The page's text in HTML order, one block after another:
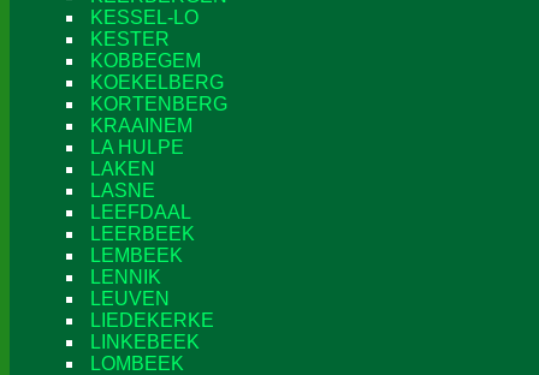
KESSEL-LO
KESTER
KOBBEGEM
KOEKELBERG
KORTENBERG
KRAAINEM
LA HULPE
LAKEN
LASNE
LEEFDAAL
LEERBEEK
LEMBEEK
LENNIK
LEUVEN
LIEDEKERKE
LINKEBEEK
LOMBEEK